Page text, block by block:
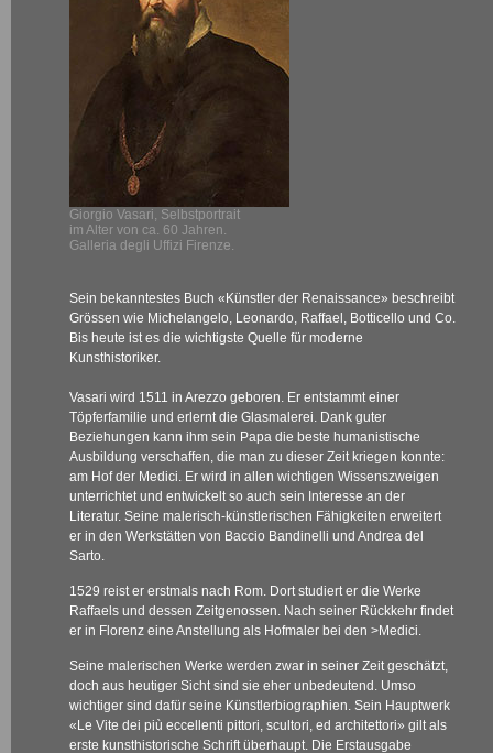
Giorgio Vasari, Selbstportrait
im Alter von ca. 60 Jahren.
Galleria degli Uffizi Firenze.
Sein bekanntestes Buch «Künstler der Renaissance» beschreibt
Grössen wie Michelangelo, Leonardo, Raffael, Botticello und Co.
Bis heute ist es die wichtigste Quelle für moderne
Kunsthistoriker.
Vasari wird 1511 in Arezzo geboren. Er entstammt einer
Töpferfamilie und erlernt die Glasmalerei. Dank guter
Beziehungen kann ihm sein Papa die beste humanistische
Ausbildung verschaffen, die man zu dieser Zeit kriegen konnte:
am Hof der Medici. Er wird in allen wichtigen Wissenszweigen
unterrichtet und entwickelt so auch sein Interesse an der
Literatur. Seine malerisch-künstlerischen Fähigkeiten erweitert
er in den Werkstätten von Baccio Bandinelli und Andrea del
Sarto.
1529 reist er erstmals nach Rom. Dort studiert er die Werke
Raffaels und dessen Zeitgenossen. Nach seiner Rückkehr findet
er in Florenz eine Anstellung als Hofmaler bei den >Medici.
Seine malerischen Werke werden zwar in seiner Zeit geschätzt,
doch aus heutiger Sicht sind sie eher unbedeutend. Umso
wichtiger sind dafür seine Künstlerbiographien. Sein Hauptwerk
«Le Vite dei più eccellenti pittori, scultori, ed architettori» gilt als
erste kunsthistorische Schrift überhaupt. Die Erstausgabe